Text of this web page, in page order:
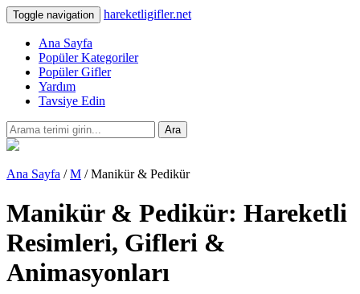
Toggle navigation hareketligifler.net
Ana Sayfa
Popüler Kategoriler
Popüler Gifler
Yardım
Tavsiye Edin
Ara
Ana Sayfa /M / Manikür & Pedikür
Manikür & Pedikür: Hareketli
Resimleri, Gifleri &
Animasyonları